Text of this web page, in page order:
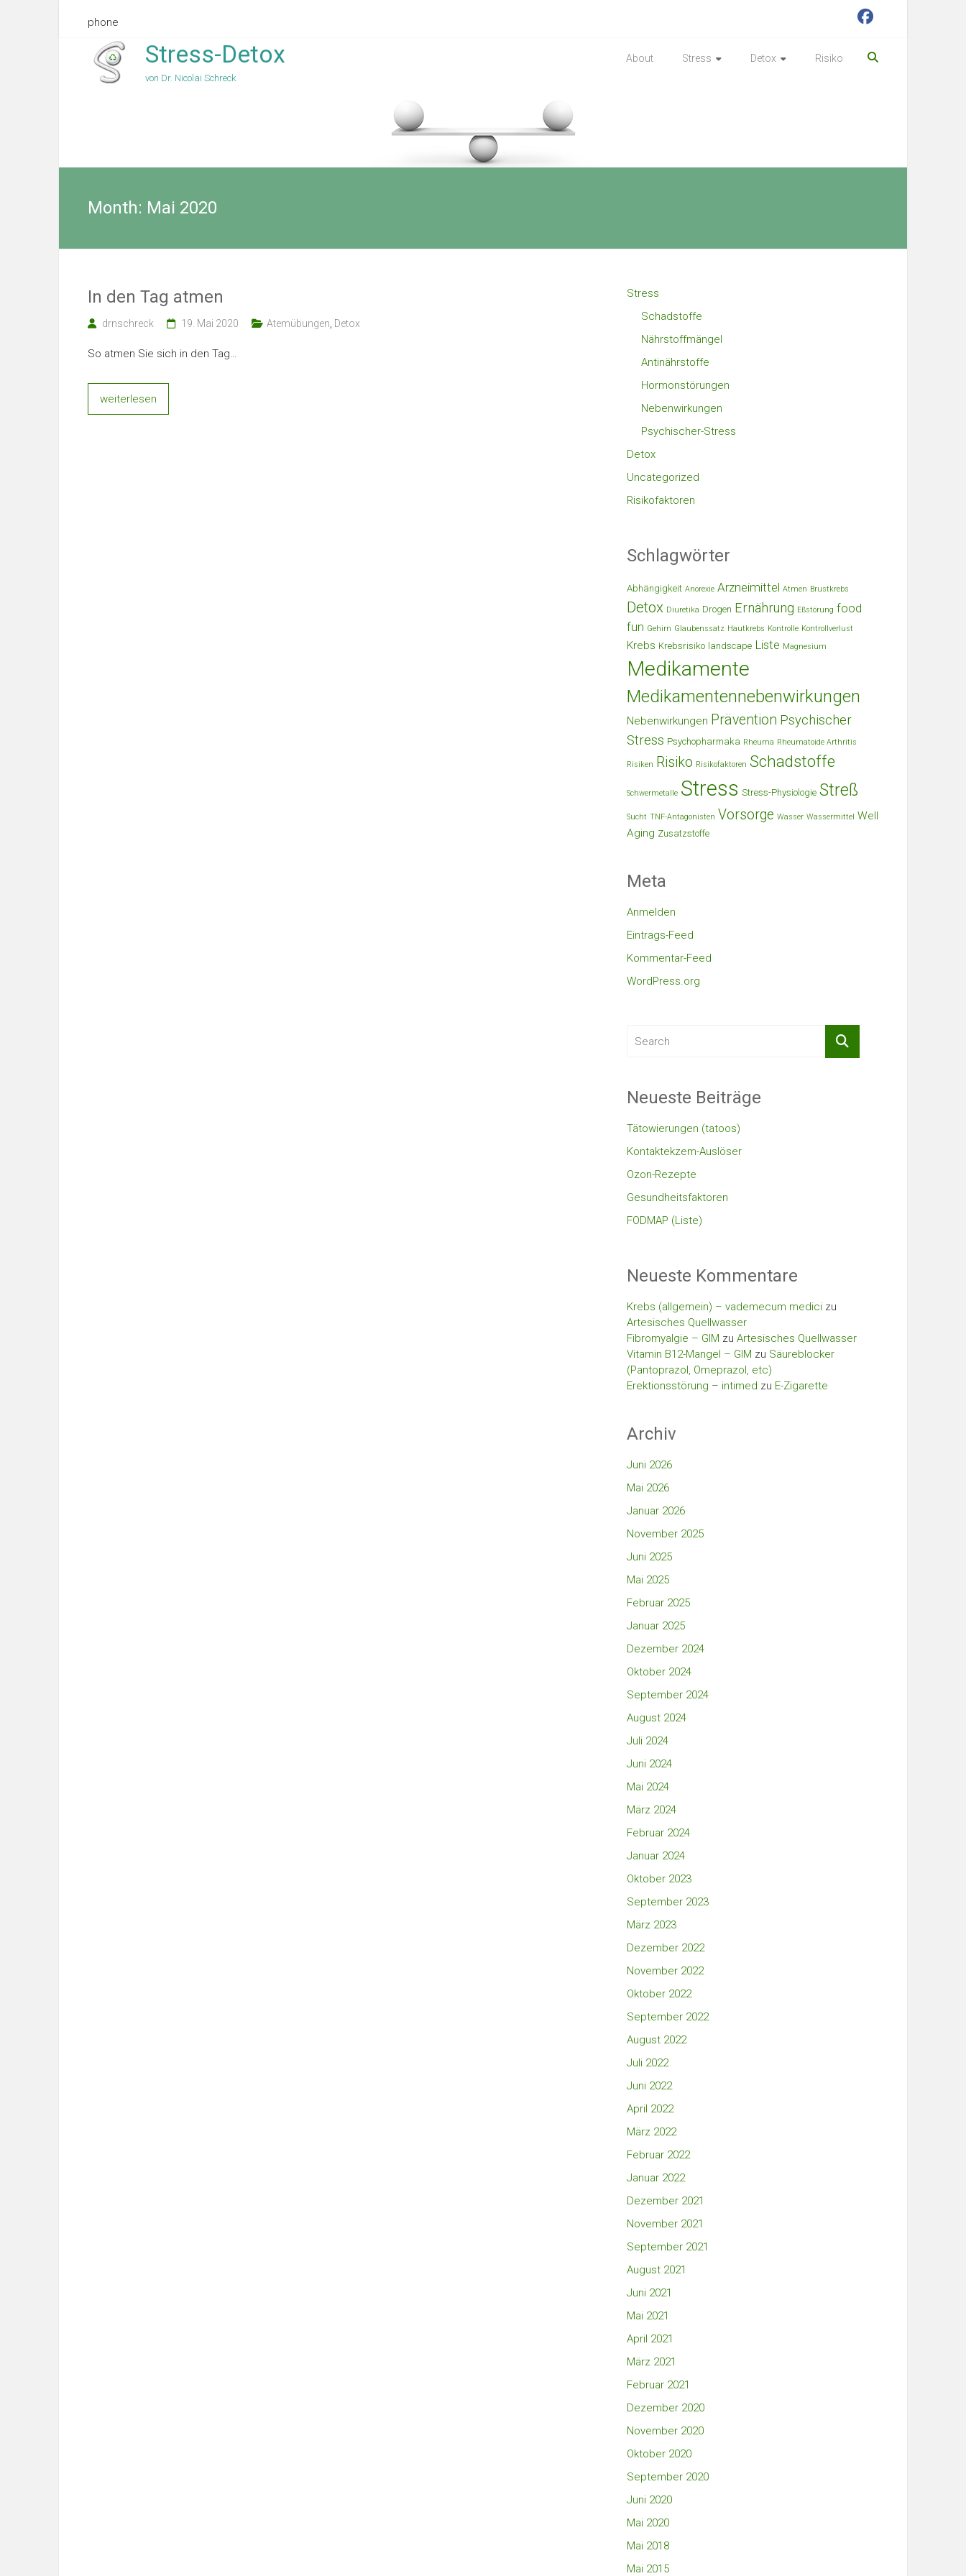
phone
Stress-Detox
von Dr. Nicolai Schreck
About Stress Detox Risiko
Month: Mai 2020
In den Tag atmen
drnschreck 19. Mai 2020 Atemübungen Detox
So atmen Sie sich in den Tag…
weiterlesen
Stress
Schadstoffe
Nährstoffmängel
Antinährstoffe
Hormonstörungen
Nebenwirkungen
Psychischer-Stress
Detox
Uncategorized
Risikofaktoren
Schlagwörter
Abhängigkeit Anorexie Arzneimittel Atmen Brustkrebs
Detox Diuretika Drogen Ernährung Eßstörung food
fun Gehirn Glaubenssatz Hautkrebs Kontrolle Kontrollverlust
Krebs Krebsrisiko landscape Liste Magnesium
Medikamente
Medikamentennebenwirkungen
Nebenwirkungen Prävention Psychischer
Stress Psychopharmaka Rheuma Rheumatoide Arthritis
Risiken Risiko Risikofaktoren Schadstoffe
Schwermetalle Stress Stress-Physiologie Streß
Sucht TNF-Antagonisten Vorsorge Wasser Wassermittel Well
Aging Zusatzstoffe
Meta
Anmelden
Eintrags-Feed
Kommentar-Feed
WordPress.org
Neueste Beiträge
Tätowierungen (tatoos)
Kontaktekzem-Auslöser
Ozon-Rezepte
Gesundheitsfaktoren
FODMAP (Liste)
Neueste Kommentare
Krebs (allgemein) – vademecum medici zu
Artesisches Quellwasser
Fibromyalgie – GIM zu Artesisches Quellwasser
Vitamin B12-Mangel – GIM zu Säureblocker
(Pantoprazol, Omeprazol, etc)
Erektionsstörung – intimed zu E-Zigarette
Archiv
Juni 2026
Mai 2026
Januar 2026
November 2025
Juni 2025
Mai 2025
Februar 2025
Januar 2025
Dezember 2024
Oktober 2024
September 2024
August 2024
Juli 2024
Juni 2024
Mai 2024
März 2024
Februar 2024
Januar 2024
Oktober 2023
September 2023
März 2023
Dezember 2022
November 2022
Oktober 2022
September 2022
August 2022
Juli 2022
Juni 2022
April 2022
März 2022
Februar 2022
Januar 2022
Dezember 2021
November 2021
September 2021
August 2021
Juni 2021
Mai 2021
April 2021
März 2021
Februar 2021
Dezember 2020
November 2020
Oktober 2020
September 2020
Juni 2020
Mai 2020
Mai 2018
Mai 2015